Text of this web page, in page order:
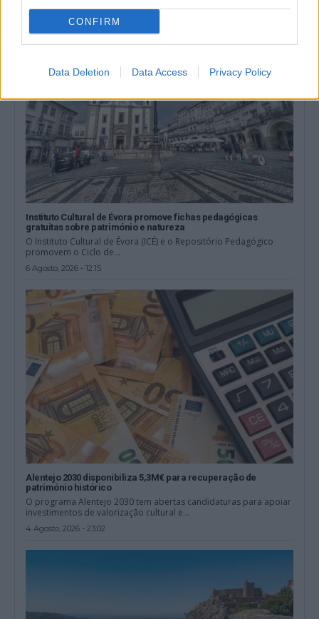
CONFIRM
Data Deletion Data Access Privacy Policy
6 Agosto, 2026 - 14:24
Instituto Cultural de Évora promove fichas pedagógicas
gratuitas sobre património e natureza
O Instituto Cultural de Évora (ICÉ) e o Repositório Pedagógico
promovem o Ciclo de...
6 Agosto, 2026 - 12:15
Alentejo 2030 disponibiliza 5,3M€ para recuperação de
património histórico
O programa Alentejo 2030 tem abertas candidaturas para apoiar
investimentos de valorização cultural e...
4 Agosto, 2026 - 23:02